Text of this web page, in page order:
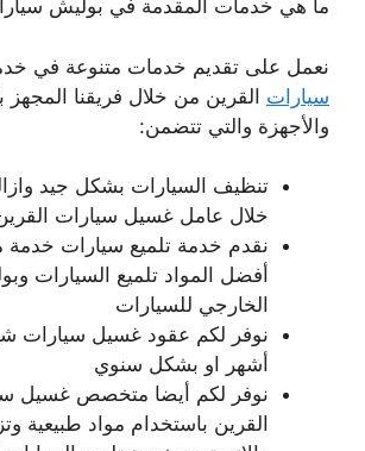
ما هي خدمات المقدمة في بوليش
نعمل على تقديم خدمات متنوعة في
سيارات القرين من خلال فريقنا
والأجهزة والتي تتضمن:
تنظيف السيارات بشكل جيد
خلال عامل غسيل سيارات
نقدم خدمة تلميع سيارات خدمة
أفضل المواد تلميع السيارات
الخارجي للسيارات
أشهر او بشكل سنوي
نوفر لكم أيضا متخصص غسيل
القرين باستخدام مواد طبيعية